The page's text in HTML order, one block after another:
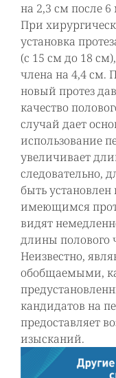
на 2,3 см после
При
установка
(с 15 см до 18
члена на 4,4 см.
новый протез
качество
случай дает
использование
увеличивает
следовательно,
быть
имеющимся
видят
длины полового
Неизвестно,
обобщаемыми,
кандидатов на
предоставляет
изысканий.